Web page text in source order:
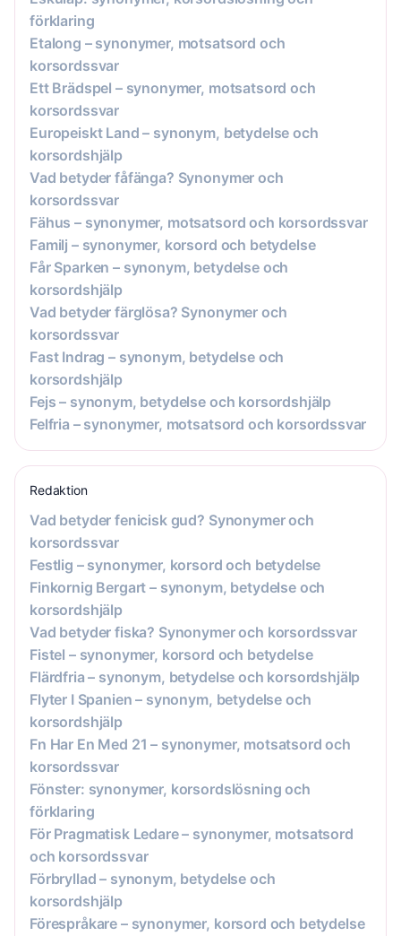
förklaring
Etalong – synonymer, motsatsord och
korsordssvar
Ett Brädspel – synonymer, motsatsord och
korsordssvar
Europeiskt Land – synonym, betydelse och
korsordshjälp
Vad betyder fåfänga? Synonymer och
korsordssvar
Fähus – synonymer, motsatsord och korsordssvar
Familj – synonymer, korsord och betydelse
Får Sparken – synonym, betydelse och
korsordshjälp
Vad betyder färglösa? Synonymer och
korsordssvar
Fast Indrag – synonym, betydelse och
korsordshjälp
Fejs – synonym, betydelse och korsordshjälp
Felfria – synonymer, motsatsord och korsordssvar
Redaktion
Vad betyder fenicisk gud? Synonymer och
korsordssvar
Festlig – synonymer, korsord och betydelse
Finkornig Bergart – synonym, betydelse och
korsordshjälp
Vad betyder fiska? Synonymer och korsordssvar
Fistel – synonymer, korsord och betydelse
Flärdfria – synonym, betydelse och korsordshjälp
Flyter I Spanien – synonym, betydelse och
korsordshjälp
Fn Har En Med 21 – synonymer, motsatsord och
korsordssvar
Fönster: synonymer, korsordslösning och
förklaring
För Pragmatisk Ledare – synonymer, motsatsord
och korsordssvar
Förbryllad – synonym, betydelse och
korsordshjälp
Förespråkare – synonymer, korsord och betydelse